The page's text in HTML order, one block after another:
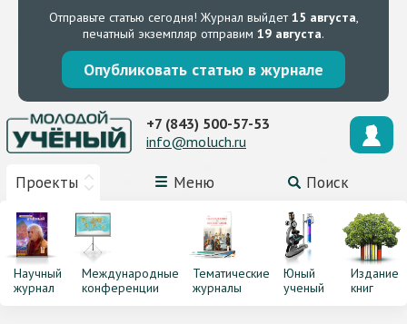
Отправьте статью сегодня! Журнал выйдет15 августа,
печатный экземпляр отправим 19 августа.
Опубликовать статью в журнале
Проекты Меню Поиск
+7 (843) 500-57-53
info@moluch.ru
Научный
журнал
Международные
конференции
Тематические
журналы
Юный
ученый
Издание
книг